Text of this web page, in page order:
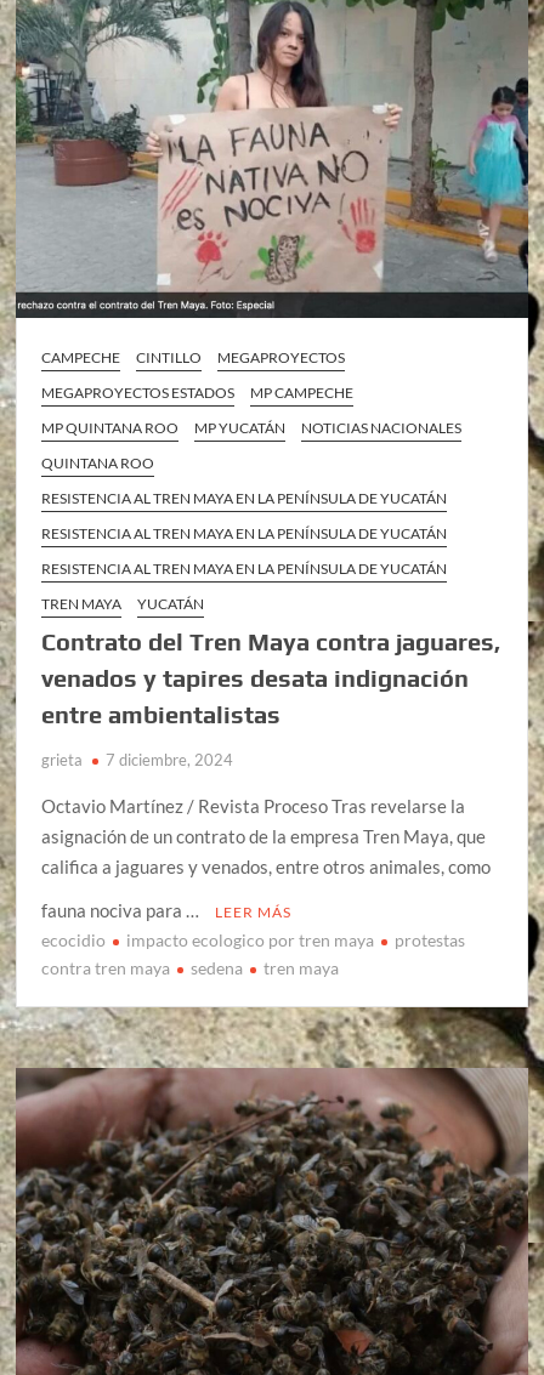
CAMPECHE CINTILLO
MEGAPROYECTOS
MEGAPROYECTOS ESTADOS
MP CAMPECHE
MP QUINTANA ROO
MP YUCATÁN
NOTICIAS NACIONALES
QUINTANA ROO
RESISTENCIA AL TREN MAYA EN LA PENÍNSULA DE YUCATÁN
RESISTENCIA AL TREN MAYA EN LA PENÍNSULA DE YUCATÁN
RESISTENCIA AL TREN MAYA EN LA PENÍNSULA DE YUCATÁN
TREN MAYA
YUCATÁN
Contrato del Tren Maya contra jaguares,
venados y tapires desata indignación
entre ambientalistas
grieta 7 diciembre, 2024
Octavio Martínez / Revista Proceso Tras revelarse la
asignación de un contrato de la empresa Tren Maya, que
califica a jaguares y venados, entre otros animales, como
fauna nociva para …
LEER MÁS
ecocidio impacto ecologico por tren maya
protestas
contra tren maya
sedena tren maya